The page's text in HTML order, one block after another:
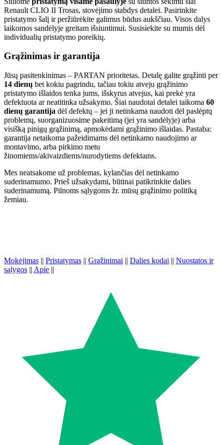
Renault CLIO II Trosas, stovėjimo stabdys detalei. Pasirinkite
pristatymo šalį ir peržiūrėkite galimus būdus aukščiau. Visos dalys
laikomos sandėlyje greitam išsiuntimui. Susisiekite su mumis dėl
individualių pristatymo poreikių.
Grąžinimas ir garantija
Jūsų pasitenkinimas – PARTAN prioritetas. Detalę galite grąžinti per
14 dienų bet kokiu pagrindu, tačiau tokiu atveju grąžinimo
pristatymo išlaidos tenka jums, išskyrus atvejus, kai prekė yra
defektuota ar neatitinka užsakymo. Šiai naudotai detalei taikoma 60
dienų garantija dėl defektų – jei ji netinkama naudoti dėl paslėptų
problemų, suorganizuosime pakeitimą (jei yra sandėlyje) arba
visišką pinigų grąžinimą, apmokėdami grąžinimo išlaidas. Pastaba:
garantija netaikoma pažeidimams dėl netinkamo naudojimo ar
montavimo, arba pirkimo metu
žinomiems/akivaizdiems/nurodytiems defektams.
Mes neatsakome už problemas, kylančias dėl netinkamo
suderinamumo. Prieš užsakydami, būtinai patikrinkite dalies
suderinamumą. Pilnoms sąlygoms žr. mūsų grąžinimo politiką
žemiau.
Mokėjimas || Pristatymas || Grąžinimai || Dalies kodai || Nuostatos ir
sąlygos || Apie ||